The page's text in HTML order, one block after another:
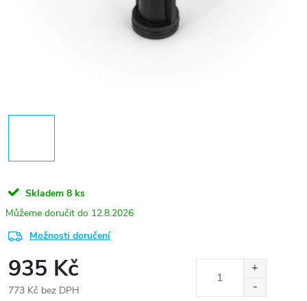
Skladem 8 ks
12.8.2026
Možnosti doručení
935 Kč
773 Kč bez DPH